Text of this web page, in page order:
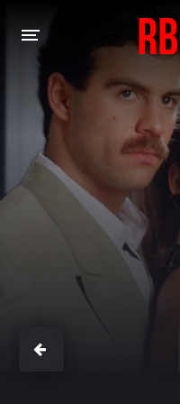
HOME
Rebelde: En Español
FILMES
Christian Chávez